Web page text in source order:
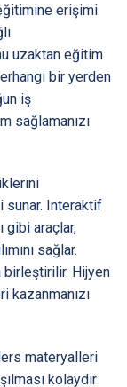
erişimi
uzaktan eğitim
bir yerden
iş
sağlamanızı
sunar. Interaktif
gibi araçlar,
sağlar.
Hijyen
kazanmanızı
materyalleri
kolaydır